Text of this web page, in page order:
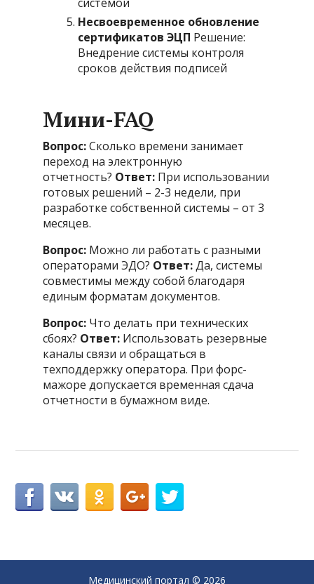
Несвоевременное обновление
сертификатов ЭЦП Решение:
Внедрение системы контроля
сроков действия подписей
Мини-FAQ
Вопрос:Сколько времени занимает
переход на электронную
отчетность? Ответ:При использовании
готовых решений – 2-3 недели, при
разработке собственной системы – от 3
месяцев.
Вопрос:Можно ли работать с разными
операторами ЭДО? Ответ:Да, системы
совместимы между собой благодаря
единым форматам документов.
Вопрос:Что делать при технических
сбоях? Ответ:Использовать резервные
каналы связи и обращаться в
техподдержку оператора. При форс-
мажоре допускается временная сдача
отчетности в бумажном виде.
Медицинский портал © 2026